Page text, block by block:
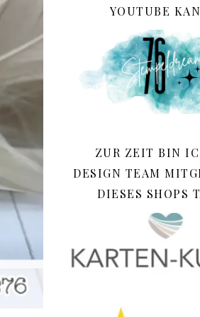
YOUTUBE
ZUR ZEIT BIN
DESIGN TEAM
DIESES SHOPS